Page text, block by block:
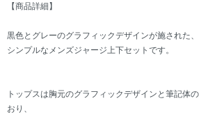
【商品詳細】
黒色とグレーのグラフィックデザインが施された、
シンプルなメンズジャージ上下セットです。
トップスは胸元のグラフィックデザインと筆記体
おり、